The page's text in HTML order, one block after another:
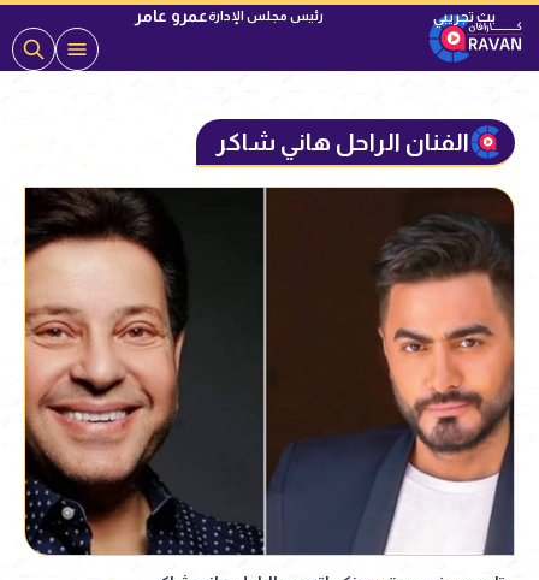
رئيس مجلس الإدارةعمرو عامر
الفنان الراحل هاني شاكر